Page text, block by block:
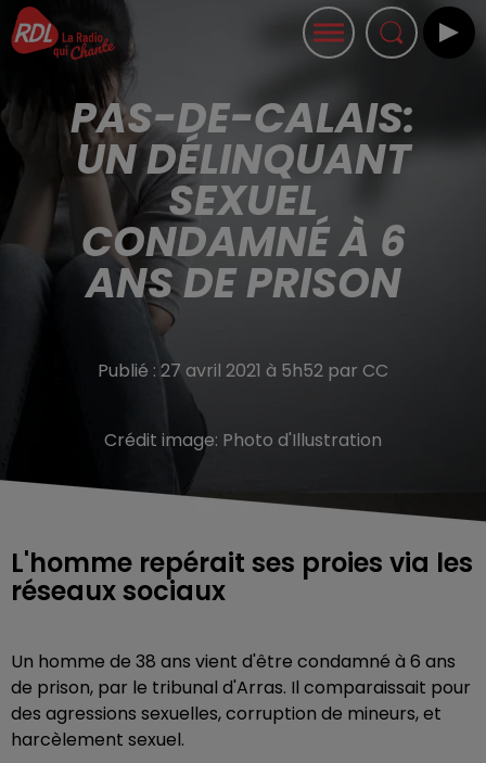
PAS-DE-CALAIS:
UN DÉLINQUANT
SEXUEL
CONDAMNÉ À 6
ANS DE PRISON
Publié : 27 avril 2021 à 5h52 par CC
Crédit image: Photo d'Illustration
L'homme repérait ses proies via les
réseaux sociaux
Un homme de 38 ans vient d'être condamné à 6 ans
de prison, par le tribunal d'Arras. Il comparaissait pour
des agressions sexuelles, corruption de mineurs, et
harcèlement sexuel.